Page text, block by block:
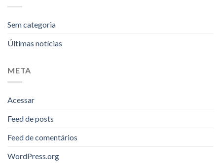
Sem categoria
Últimas notícias
META
Acessar
Feed de posts
Feed de comentários
WordPress.org